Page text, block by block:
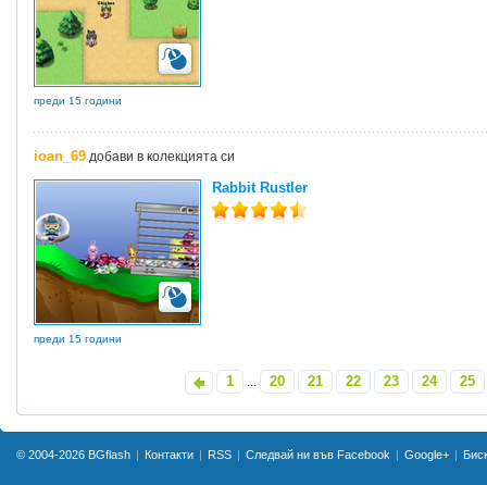
преди 15 години
ioan_69 добави в колекцията си
Rabbit Rustler
преди 15 години
1 ... 20 21 22 23 24 25
© 2004-2026 BGflash Контакти RSS Следвай ни във Facebook Google+